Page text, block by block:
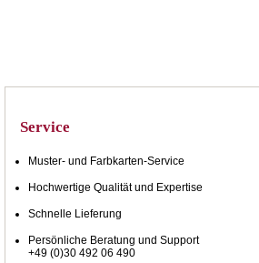
Service
Muster- und Farbkarten-Service
Hochwertige Qualität und Expertise
Schnelle Lieferung
Persönliche Beratung und Support
+49 (0)30 492 06 490